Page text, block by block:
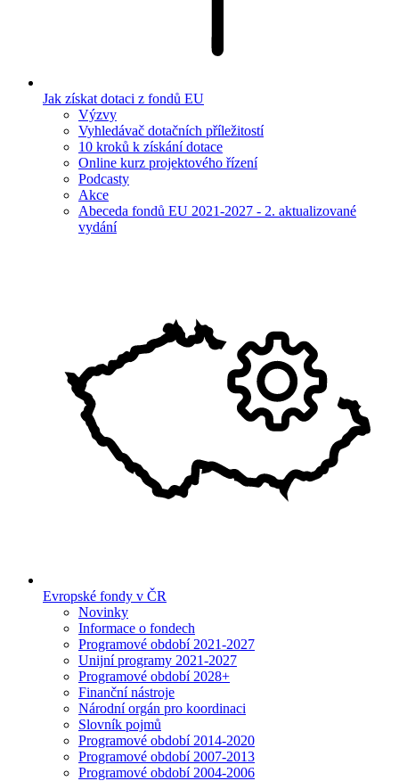
Jak získat dotaci z fondů EU
Výzvy
Vyhledávač dotačních příležitostí
10 kroků k získání dotace
Online kurz projektového řízení
Podcasty
Akce
Abeceda fondů EU 2021-2027 - 2. aktualizované
vydání
Evropské fondy v ČR
Novinky
Informace o fondech
Programové období 2021-2027
Unijní programy 2021-2027
Programové období 2028+
Finanční nástroje
Národní orgán pro koordinaci
Slovník pojmů
Programové období 2014-2020
Programové období 2007-2013
Programové období 2004-2006